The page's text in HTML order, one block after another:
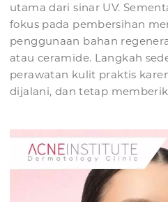
utama dari sinar UV.
fokus pada pembersihan
penggunaan bahan
atau ceramide. Langkah
perawatan kulit praktis
dijalani, dan tetap